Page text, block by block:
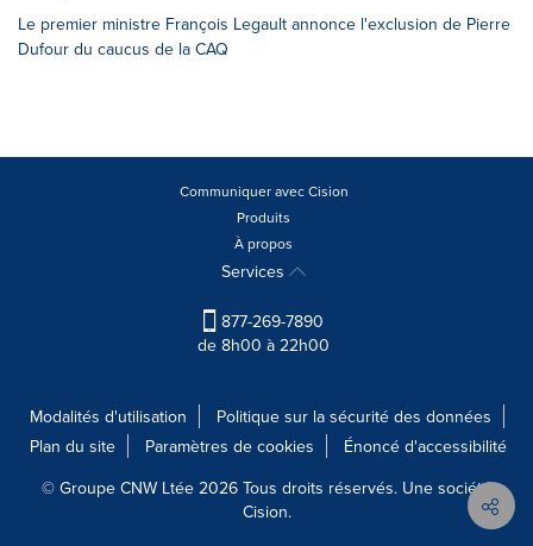
Le premier ministre François Legault annonce l'exclusion de Pierre
Dufour du caucus de la CAQ
Communiquer avec Cision
Produits
À propos
Services
877-269-7890
de 8h00 à 22h00
Modalités d'utilisation
Politique sur la sécurité des données
Plan du site
Paramètres de cookies
Énoncé d'accessibilité
© Groupe CNW Ltée 2026 Tous droits réservés. Une société
Cision.